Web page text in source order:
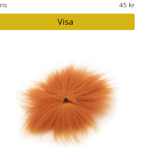
45
Visa